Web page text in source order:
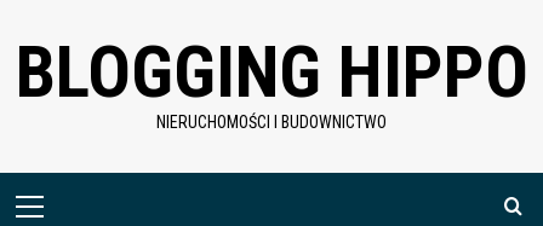
content
BLOGGING HIPPO
NIERUCHOMOŚCI I BUDOWNICTWO
Menu